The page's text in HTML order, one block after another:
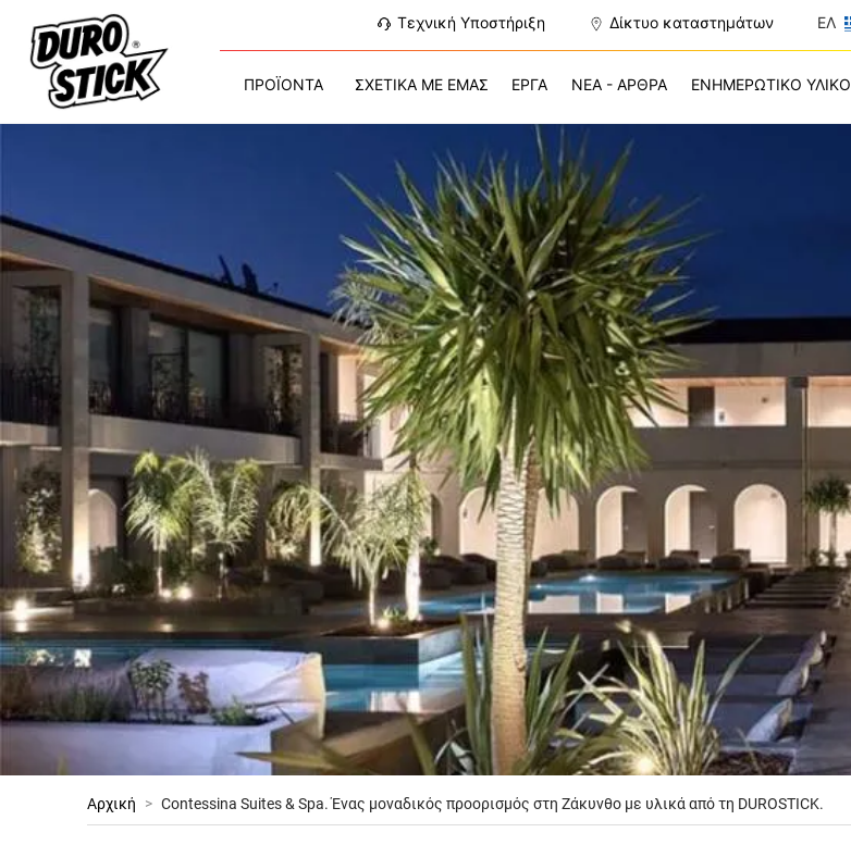
Τεχνική Υποστήριξη Δίκτυο καταστημάτων ΕΛ
ΠΡΟΪΟΝΤΑ ΣΧΕΤΙΚΑ ΜΕ ΕΜΑΣ ΕΡΓΑ ΝΕΑ - ΑΡΘΡΑ ΕΝΗΜΕΡΩΤΙΚΟ ΥΛΙΚΟ
Αρχική > Contessina Suites & Spa. Ένας μοναδικός προορισμός στη Ζάκυνθο με υλικά από τη DUROSTICK.